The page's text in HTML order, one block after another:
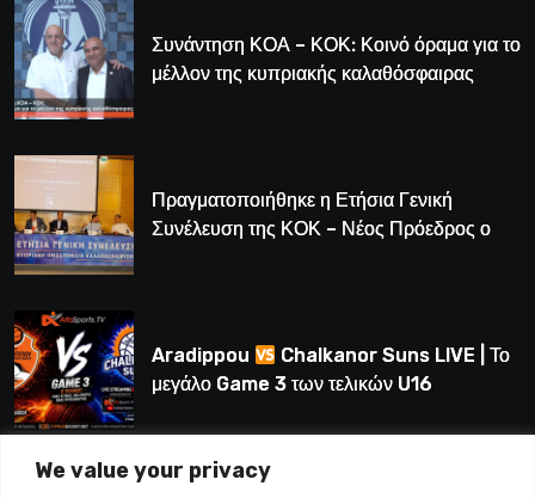
We value your privacy
Συνάντηση ΚΟΑ – ΚΟΚ: Κοινό όραμα για το
μέλλον της κυπριακής καλαθόσφαιρας
Πραγματοποιήθηκε η Ετήσια Γενική
Συνέλευση της ΚΟΚ – Νέος Πρόεδρος ο
Aradippou
Chalkanor Suns LIVE | Το
μεγάλο Game 3 των τελικών U16